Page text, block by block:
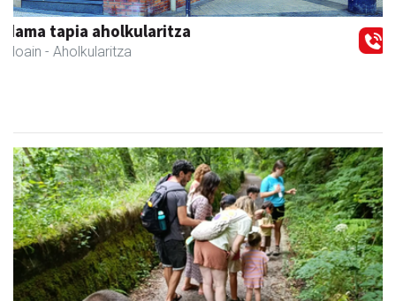
Urnietako Udala
Urnieta - Udaletxeak